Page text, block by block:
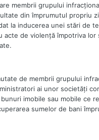
membrii grupului
din împrumutul propriu
la inducerea unei stări de
acte de violenţă împotriva lor
de membrii grupului
ai unor societăţi
imobile sau mobile ce
sumelor de bani